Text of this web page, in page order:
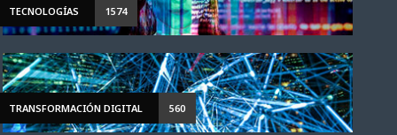
TECNOLOGÍAS 1574
TRANSFORMACIÓN DIGITAL 560